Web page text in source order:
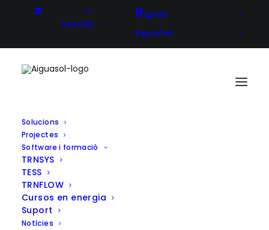
Català
English
Español
Solucions
Projectes
Software i formació
TRNSYS
TESS
TRNFLOW
Cursos en energia
Suport
Notícies
INNECOB: intel·ligència energètica
per a una nova generació de
comunitats energètiques